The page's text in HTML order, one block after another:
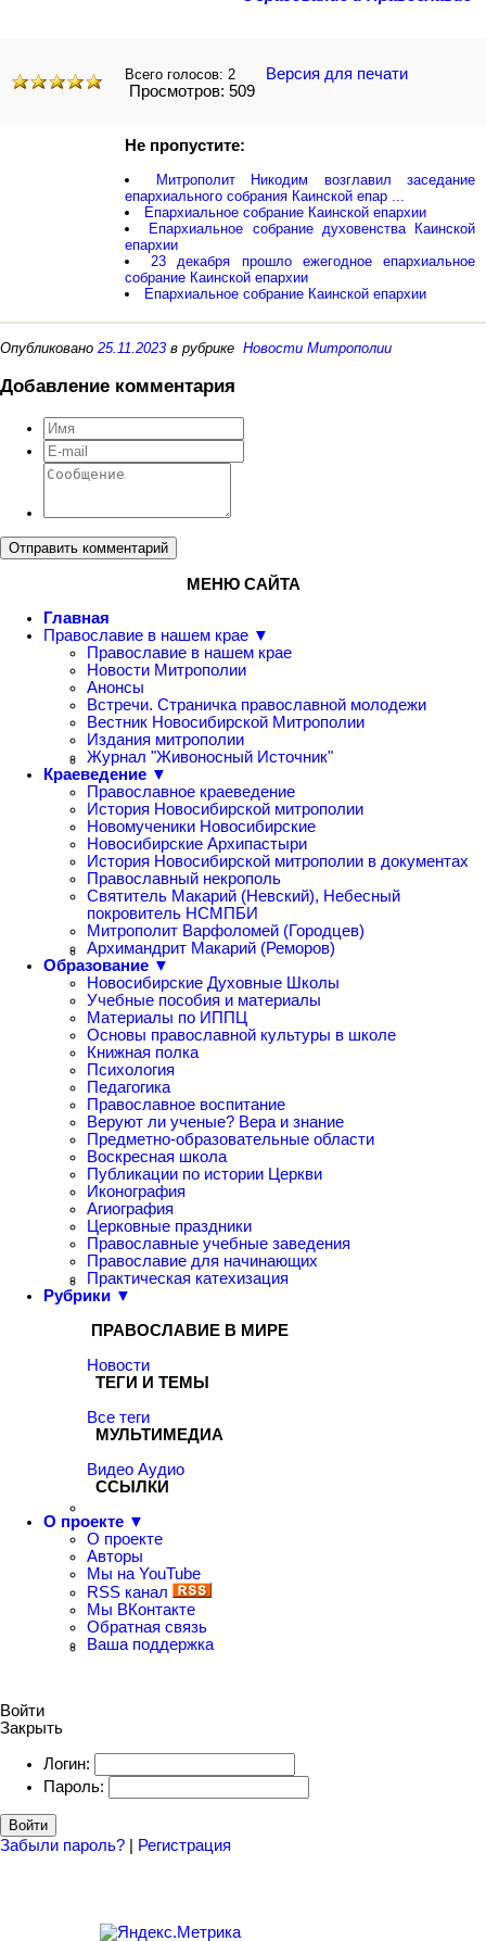
Всего голосов: 2
Версия для печати
Просмотров: 509
Не пропустите:
Митрополит Никодим возглавил заседание
епархиального собрания Каинской епар ...
Епархиальное собрание Каинской епархии
Епархиальное собрание духовенства Каинской
епархии
23 декабря прошло ежегодное епархиальное
собрание Каинской епархии
Епархиальное собрание Каинской епархии
Опубликовано 25.11.2023 в рубрике Новости Митрополии
Добавление комментария
Отправить комментарий
МЕНЮ САЙТА
Главная
Православие в нашем крае ▼
Православие в нашем крае
Новости Митрополии
Анонсы
Встречи. Страничка православной молодежи
Вестник Новосибирской Митрополии
Издания митрополии
Журнал "Живоносный Источник"
Краеведение ▼
Православное краеведение
История Новосибирской митрополии
Новомученики Новосибирские
Новосибирские Архипастыри
История Новосибирской митрополии в документах
Православный некрополь
Святитель Макарий (Невский), Небесный
покровитель НСМПБИ
Митрополит Варфоломей (Городцев)
Архимандрит Макарий (Реморов)
Образование ▼
Новосибирские Духовные Школы
Учебные пособия и материалы
Материалы по ИППЦ
Основы православной культуры в школе
Книжная полка
Психология
Педагогика
Православное воспитание
Веруют ли ученые? Вера и знание
Предметно-образовательные области
Воскресная школа
Публикации по истории Церкви
Иконография
Агиография
Церковные праздники
Православные учебные заведения
Православие для начинающих
Практическая катехизация
Рубрики ▼
ПРАВОСЛАВИЕ В МИРЕ
Новости
ТЕГИ И ТЕМЫ
Все теги
МУЛЬТИМЕДИА
Видео Аудио
ССЫЛКИ
О проекте ▼
О проекте
Авторы
Мы на YouTube
RSS канал
Мы ВКонтакте
Обратная связь
Ваша поддержка
Войти
Закрыть
Логин:
Пароль:
Войти
Забыли пароль? Регистрация